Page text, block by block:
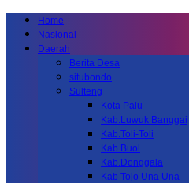
Home
Nasional
Daerah
Berita Desa
situbondo
Sulteng
Kota Palu
Kab.Luwuk Banggai
Kab.Toli-Toli
Kab.Buol
Kab.Donggala
Kab Tojo Una Una